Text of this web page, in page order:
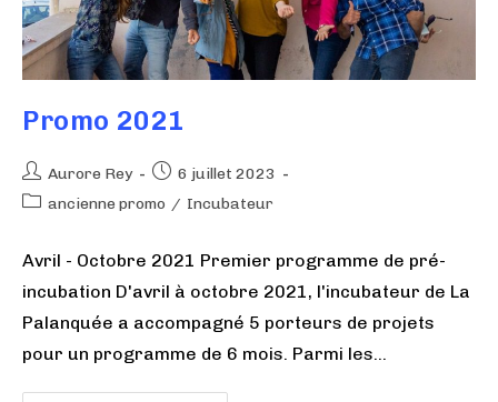
Promo 2021
Aurore Rey
6 juillet 2023
ancienne promo / Incubateur
Avril - Octobre 2021 Premier programme de pré-
incubation D'avril à octobre 2021, l'incubateur de La
Palanquée a accompagné 5 porteurs de projets
pour un programme de 6 mois. Parmi les…